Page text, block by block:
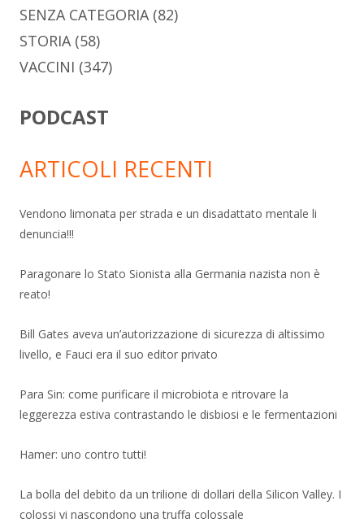
SENZA CATEGORIA (82)
STORIA (58)
VACCINI (347)
PODCAST
ARTICOLI RECENTI
Vendono limonata per strada e un disadattato mentale li
denuncia!!!
Paragonare lo Stato Sionista alla Germania nazista non è
reato!
Bill Gates aveva un’autorizzazione di sicurezza di altissimo
livello, e Fauci era il suo editor privato
Para Sin: come purificare il microbiota e ritrovare la
leggerezza estiva contrastando le disbiosi e le fermentazioni
Hamer: uno contro tutti!
La bolla del debito da un trilione di dollari della Silicon Valley. I
colossi vi nascondono una truffa colossale